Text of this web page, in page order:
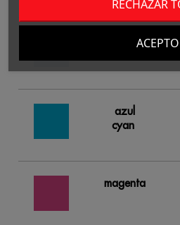
azul
cyan
magenta
RECHAZAR
ACEPTO